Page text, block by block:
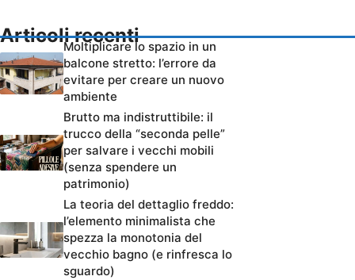
Articoli recenti
Moltiplicare lo spazio in un
balcone stretto: l’errore da
evitare per creare un nuovo
ambiente
Brutto ma indistruttibile: il
trucco della “seconda pelle”
per salvare i vecchi mobili
(senza spendere un
patrimonio)
La teoria del dettaglio freddo:
l’elemento minimalista che
spezza la monotonia del
vecchio bagno (e rinfresca lo
sguardo)